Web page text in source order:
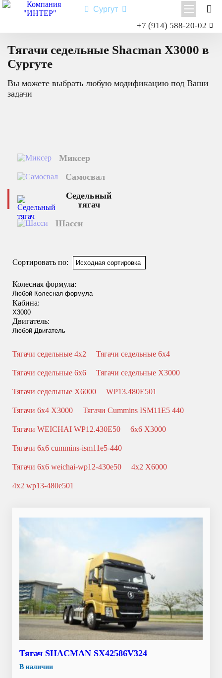
Сургут
+7 (914) 588-20-02
Миксер
Самосвал
Седельный тягач
седельный тягач,шасси,миксер
Назначение: для перевозки сыпучих грузов; для перевозки
для установки на грузовую платформу различного
оборудования для коммунального и сельского хозяйства.
Смотреть подробнее
X3000
Тягачи седельные Shacman X3000 в
Сургуте
Вы можете выбрать любую модификацию под Ваши
задачи
Миксер
Самосвал
Седельный
тягач
Шасси
Сортировать по:
Колесная формула:
Кабина:
Двигатель:
Тягачи седельные 4x2 Тягачи седельные 6x4
Тягачи седельные 6x6 Тягачи седельные X3000
Тягачи седельные X6000 WP13.480E501
Тягачи 6x4 X3000 Тягачи Cummins ISM11E5 440
Тягачи WEICHAI WP12.430E50 6x6 X3000
Тягачи 6x6 cummins-ism11e5-440
Тягачи 6x6 weichai-wp12-430e50 4x2 X6000
4x2 wp13-480e501
Тягач SHACMAN SX42586V324
В наличии